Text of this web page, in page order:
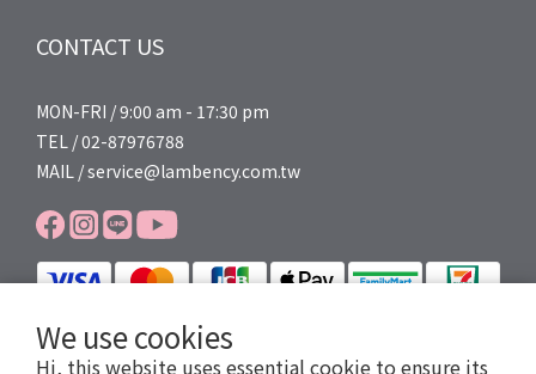
We use cookies
Hi, this website uses essential cookie to ensure its
CONTACT US
MON-FRI / 9:00 am - 17:30 pm
TEL / 02-87976788
MAIL / service@lambency.com.tw